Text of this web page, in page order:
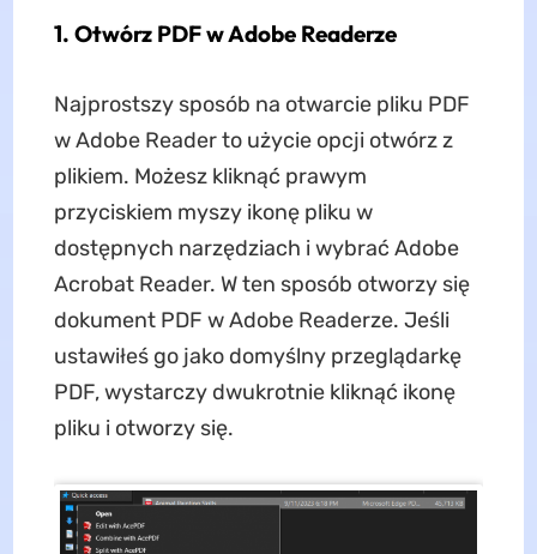
1. Otwórz PDF w Adobe Readerze
Najprostszy sposób na otwarcie pliku PDF
w Adobe Reader to użycie opcji otwórz z
plikiem. Możesz kliknąć prawym
przyciskiem myszy ikonę pliku w
dostępnych narzędziach i wybrać Adobe
Acrobat Reader. W ten sposób otworzy się
dokument PDF w Adobe Readerze. Jeśli
ustawiłeś go jako domyślny przeglądarkę
PDF, wystarczy dwukrotnie kliknąć ikonę
pliku i otworzy się.